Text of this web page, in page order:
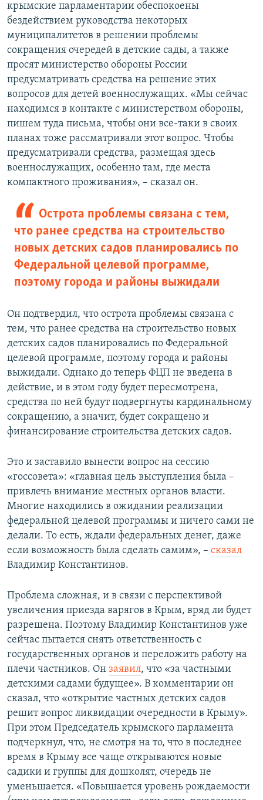
крымские парламентарии обеспокоены
бездействием руководства некоторых
муниципалитетов в решении проблемы
сокращения очередей в детские сады, а также
просят министерство обороны России
предусматривать средства на решение этих
вопросов для детей военнослужащих. «Мы сейчас
находимся в контакте с министерством обороны,
пишем туда письма, чтобы они все-таки в своих
планах тоже рассматривали этот вопрос. Чтобы
предусматривали средства, размещая здесь
военнослужащих, особенно там, где места
компактного проживания», – сказал он.
Острота проблемы связана с тем,
что ранее средства на строительство
новых детских садов планировались по
Федеральной целевой программе,
поэтому города и районы выжидали
Он подтвердил, что острота проблемы связана с
тем, что ранее средства на строительство новых
детских садов планировались по Федеральной
целевой программе, поэтому города и районы
выжидали. Однако до теперь ФЦП не введена в
действие, и в этом году будет пересмотрена,
средства по ней будут подвергнуты кардинальному
сокращению, а значит, будет сокращено и
финансирование строительства детских садов.
Это и заставило вынести вопрос на сессию
«госсовета»: «главная цель выступления была –
привлечь внимание местных органов власти.
Многие находились в ожидании реализации
федеральной целевой программы и ничего сами не
делали. То есть, ждали федеральных денег, даже
если возможность была сделать самим», – сказал
Владимир Константинов.
Проблема сложная, и в связи с перспективой
увеличения приезда варягов в Крым, вряд ли будет
разрешена. Поэтому Владимир Константинов уже
сейчас пытается снять ответственность с
государственных органов и переложить работу на
плечи частников. Он заявил, что «за частными
детскими садами будущее». В комментарии он
сказал, что «открытие частных детских садов
решит вопрос ликвидации очередности в Крыму».
При этом Председатель крымского парламента
подчеркнул, что, не смотря на то, что в последнее
время в Крыму все чаще открываются новые
садики и группы для дошколят, очередь не
уменьшается. «Повышается уровень рождаемости